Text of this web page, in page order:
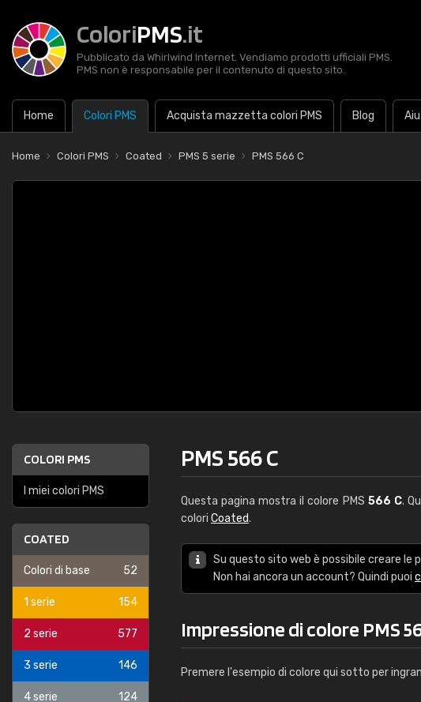
ColoriPMS.it
Pubblicato da Whirlwind Internet. Vendiamo prodotti ufficiali PMS.
PMS non è responsabile per il contenuto di questo sito.
Home Colori PMS Acquista mazzetta colori PMS Blog
Home Colori PMS Coated PMS 5 serie PMS 566 C
COLORI PMS
I miei colori PMS
COATED
Colori di base 52
1 serie 154
2 serie 577
3 serie 146
4 serie 124
PMS 566 C
Questa pagina mostra il colore PMS 566 C.
colori Coated.
Su questo sito web è possibile creare le
Non hai ancora un account? Quindi puoi
Impressione di colore PMS
Premere l'esempio di colore qui sotto per